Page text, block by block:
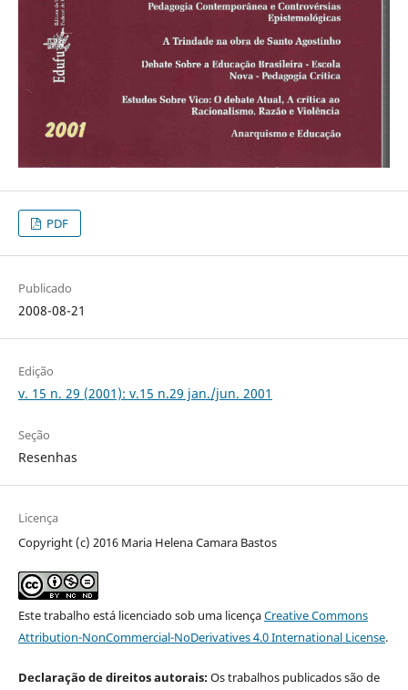
PDF
Publicado
2008-08-21
Edição
v. 15 n. 29 (2001): v.15 n.29 jan./jun. 2001
Seção
Resenhas
Licença
Copyright (c) 2016 Maria Helena Camara Bastos
Este trabalho está licenciado sob uma licençaCreative Commons
Attribution-NonCommercial-NoDerivatives 4.0 International License.
Declaração de direitos autorais:Os trabalhos publicados são de